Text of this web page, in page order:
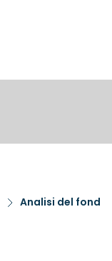
Analisi del fondo